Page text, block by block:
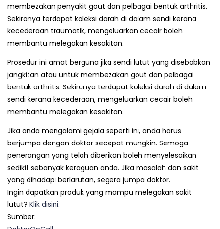
membezakan penyakit gout dan pelbagai bentuk arthritis.
Sekiranya terdapat koleksi darah di dalam sendi kerana
kecederaan traumatik, mengeluarkan cecair boleh
membantu melegakan kesakitan.
Prosedur ini amat berguna jika sendi lutut yang disebabkan
jangkitan atau untuk membezakan gout dan pelbagai
bentuk arthritis. Sekiranya terdapat koleksi darah di dalam
sendi kerana kecederaan, mengeluarkan cecair boleh
membantu melegakan kesakitan.
Jika anda mengalami gejala seperti ini, anda harus
berjumpa dengan doktor secepat mungkin. Semoga
penerangan yang telah diberikan boleh menyelesaikan
sedikit sebanyak keraguan anda. Jika masalah dan sakit
yang dihadapi berlarutan, segera jumpa doktor.
Ingin dapatkan produk yang mampu melegakan sakit
lutut? Klik disini.
Sumber: